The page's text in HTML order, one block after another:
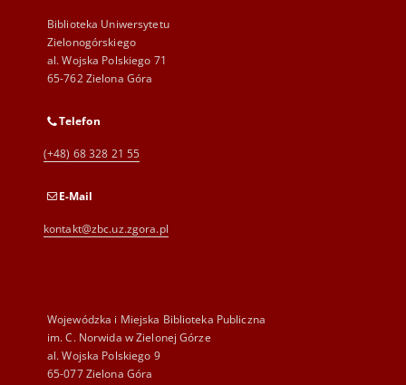
Biblioteka Uniwersytetu
Zielonogórskiego
al. Wojska Polskiego 71
65-762 Zielona Góra
Telefon
(+48) 68 328 21 55
E-Mail
kontakt@zbc.uz.zgora.pl
Wojewódzka i Miejska Biblioteka Publiczna
im. C. Norwida w Zielonej Górze
al. Wojska Polskiego 9
65-077 Zielona Góra